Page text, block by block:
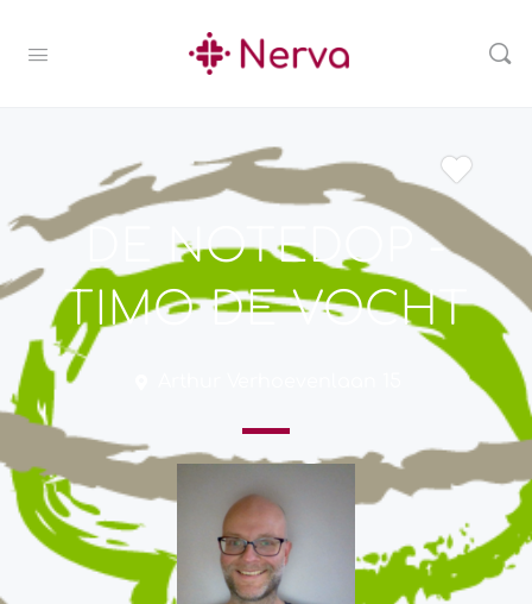
DE NOTEDOP -
TIMO DE VOCHT